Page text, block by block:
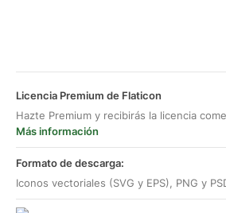
Licencia Premium de Flaticon
Hazte Premium y recibirás la licencia
Más información
Formato de descarga:
Iconos vectoriales (SVG y EPS), PNG y